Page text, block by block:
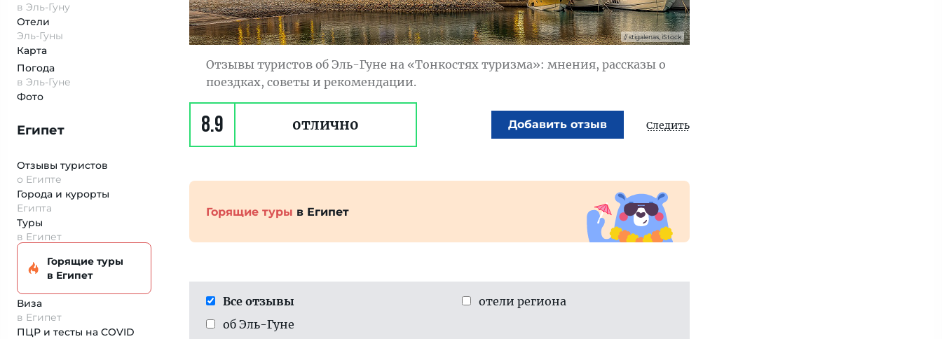
в Эль-Гуну
Отели
Эль-Гуны
Карта
Погода
в Эль-Гуне
Фото
Египет
Отзывы туристов
о Египте
Города и курорты
Египта
Туры
в Египет
Горящие туры
в Египет
Виза
в Египет
ПЦР и тесты на COVID
stigalenas, iStock
Отзывы туристов об Эль-Гуне на «Тонкостях туризма»: мнения, рассказы о
поездках, советы и рекомендации.
8.9 отлично Добавить отзыв Следить
Горящие туры в Египет
Все отзывы
об Эль-Гуне
отели региона